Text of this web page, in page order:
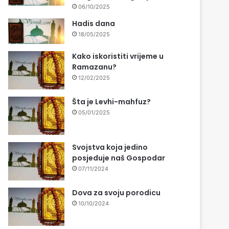
06/10/2025
Hadis dana
18/05/2025
Kako iskoristiti vrijeme u
Ramazanu?
12/02/2025
Šta je Levhi-mahfuz?
05/01/2025
Svojstva koja jedino
posjeduje naš Gospodar
07/11/2024
Dova za svoju porodicu
10/10/2024